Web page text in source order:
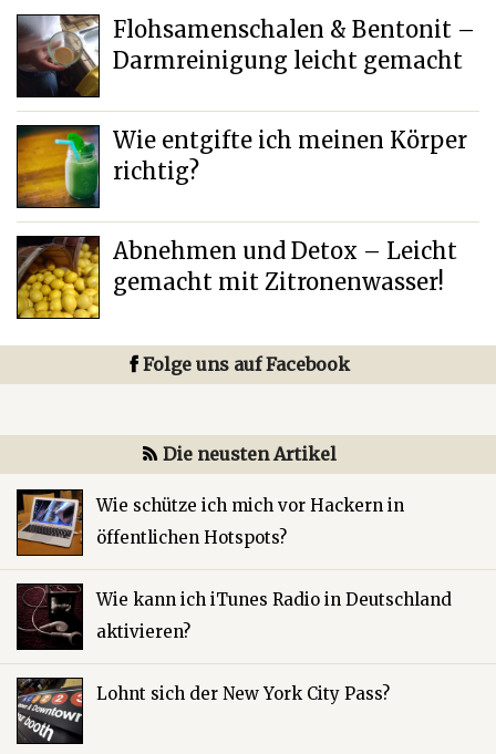
Flohsamenschalen & Bentonit –
Darmreinigung leicht gemacht
Wie entgifte ich meinen Körper
richtig?
Abnehmen und Detox – Leicht
gemacht mit Zitronenwasser!
Folge uns auf Facebook
Die neusten Artikel
Wie schütze ich mich vor Hackern in
öffentlichen Hotspots?
Wie kann ich iTunes Radio in Deutschland
aktivieren?
Lohnt sich der New York City Pass?